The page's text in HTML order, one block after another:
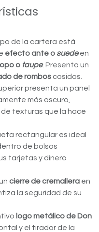
de la cartera está
efecto ante o suedeen
o taupe. Presenta un
de rombos cosidos.
presenta un panel
más oscuro,
texturas que la hace
rectangular es ideal
de bolsos
tarjetas y dinero
cierre de cremallera en
la seguridad de su
logo metálico de Don
y el tirador de la